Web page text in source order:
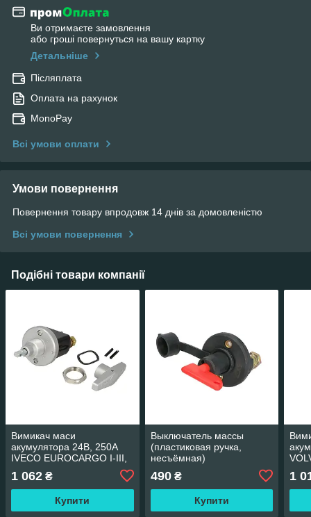
Ви отримаєте замовлення
або гроші повернуться на вашу картку
Детальніше
Післяплата
Оплата на рахунок
MonoPay
Всі умови оплати
Умови повернення
Повернення товару впродовж 14 днів за домовленістю
Всі умови повернення
Подібні товари компанії
Вимикач маси
акумулятора 24В, 250А
IVECO EUROCARGO I-III,
TURBOTECH AKUSAN
IVE-BS-001
1 062 ₴
Купити
Выключатель массы
(пластиковая ручка,
несъёмная)
AFTERMARKET 701/20800
490₴
Купити
1